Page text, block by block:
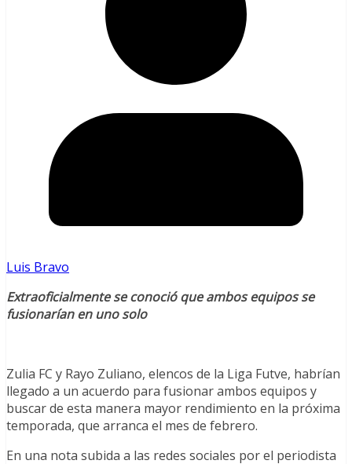
Luis Bravo
Extraoficialmente se conoció que ambos equipos se
fusionarían en uno solo
Zulia FC y Rayo Zuliano, elencos de la Liga Futve, habrían
llegado a un acuerdo para fusionar ambos equipos y
buscar de esta manera mayor rendimiento en la próxima
temporada, que arranca el mes de febrero.
En una nota subida a las redes sociales por el periodista